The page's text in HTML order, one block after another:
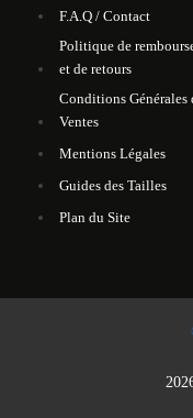
F.A.Q / Contact
Politique de
et de retours
Conditions Générales
Ventes
Mentions Légales
Guides des Tailles
Plan du Site